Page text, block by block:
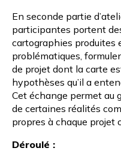
En seconde partie
participantes portent
cartographies produites
problématiques,
de projet dont la carte
hypothèses qu’il a
Cet échange permet au
de certaines réalités
propres à chaque projet
Déroulé :